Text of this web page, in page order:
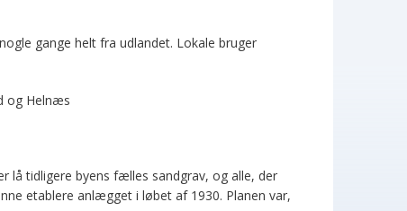
gange helt fra udlandet. Lokale bruger
og Helnæs
lå tidligere byens fælles sandgrav, og alle, der
etablere anlægget i løbet af 1930. Planen var,